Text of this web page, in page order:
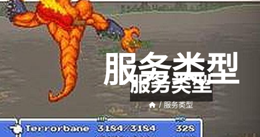
服务类型
/ 服务类型